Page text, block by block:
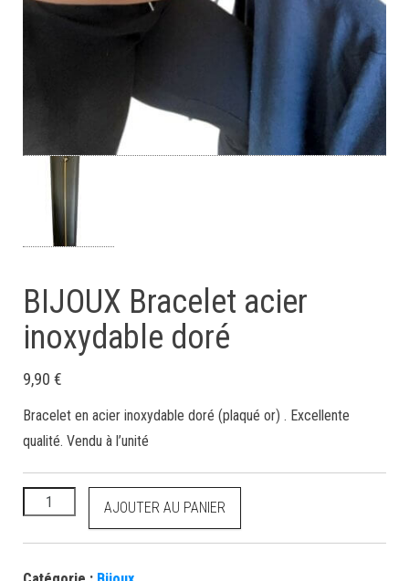
BIJOUX Bracelet acier
inoxydable doré
9,90 €
Bracelet en acier inoxydable doré (plaqué or) . Excellente
qualité. Vendu à l’unité
AJOUTER AU PANIER